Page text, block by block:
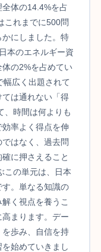
体の14.4%を占
これまでに500問
にしました。特
本のエネルギー資
の2%を占めてい
幅広く出題されて
は通れない「得
、時間は何よりも
率よく得点を伸
はなく、過去問
に押さえること
この単元は、日本
。単なる知識の
く視点を養うこ
まります。デー
歩み、自信を持
始めていきまし